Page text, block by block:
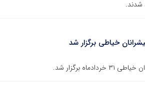
شدند.
خیاطی برگزار شد
برگزار شد.